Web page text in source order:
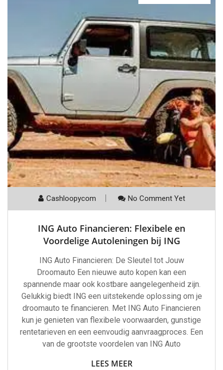
Cashloopycom No Comment Yet
ING Auto Financieren: Flexibele en
Voordelige Autoleningen bij ING
ING Auto Financieren: De Sleutel tot Jouw
Droomauto Een nieuwe auto kopen kan een
spannende maar ook kostbare aangelegenheid zijn.
Gelukkig biedt ING een uitstekende oplossing om je
droomauto te financieren. Met ING Auto Financieren
kun je genieten van flexibele voorwaarden, gunstige
rentetarieven en een eenvoudig aanvraagproces. Een
van de grootste voordelen van ING Auto
LEES MEER